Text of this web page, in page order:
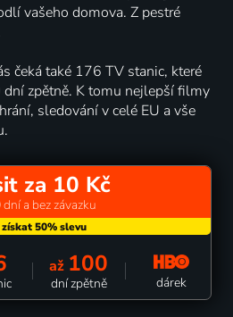
vašeho domova. Z pestré
čeká také 176 TV stanic, které
zpětně. K tomu nejlepší filmy
sledování v celé EU a vše
za 10 Kč
dní a bez závazku
až 100
dní zpětně dárek